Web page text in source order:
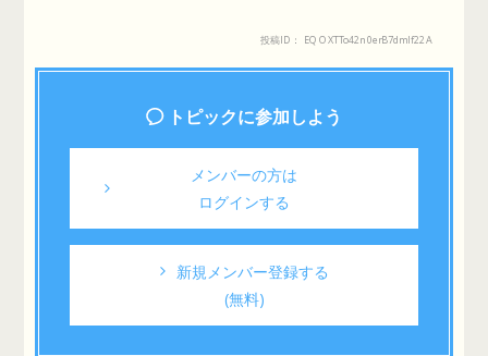
投稿ID： EQOXTTo42n0erB7dmlf22A
トピックに参加しよう
メンバーの方は
ログインする
新規メンバー登録する
(無料)